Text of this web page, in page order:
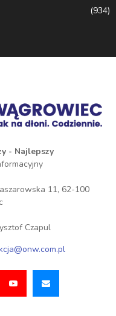
(934)
- Najlepszy
11, 62-100
Czapul